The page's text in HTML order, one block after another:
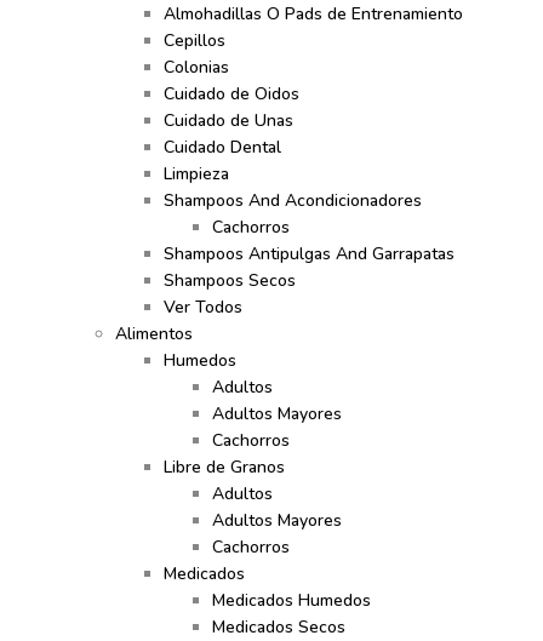
Almohadillas O Pads de Entrenamiento
Cepillos
Colonias
Cuidado de Oidos
Cuidado de Unas
Cuidado Dental
Limpieza
Shampoos And Acondicionadores
Cachorros
Shampoos Antipulgas And Garrapatas
Shampoos Secos
Ver Todos
Alimentos
Humedos
Adultos
Adultos Mayores
Cachorros
Libre de Granos
Adultos
Adultos Mayores
Cachorros
Medicados
Medicados Humedos
Medicados Secos